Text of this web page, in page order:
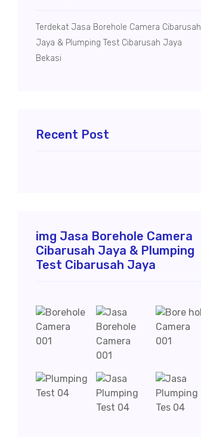
Terdekat Jasa Borehole Camera Cibarusah
Jaya & Plumping Test Cibarusah Jaya
Bekasi
Recent Post
img Jasa Borehole Camera
Cibarusah Jaya & Plumping
Test Cibarusah Jaya